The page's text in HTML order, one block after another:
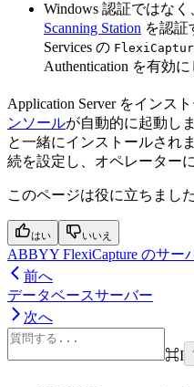
Windows 認証ではな
Scanning Station を認証
Services の
Authentication を有効に
Application Server をインス
ンソールが自動的に起動し
と一緒にインストールされ
続を設定し、オペレーター
このページは役に立ちまし
はい いいえ
ABBYY FlexiCapture のサー
前へ
データベースサーバー
次へ
⌘I